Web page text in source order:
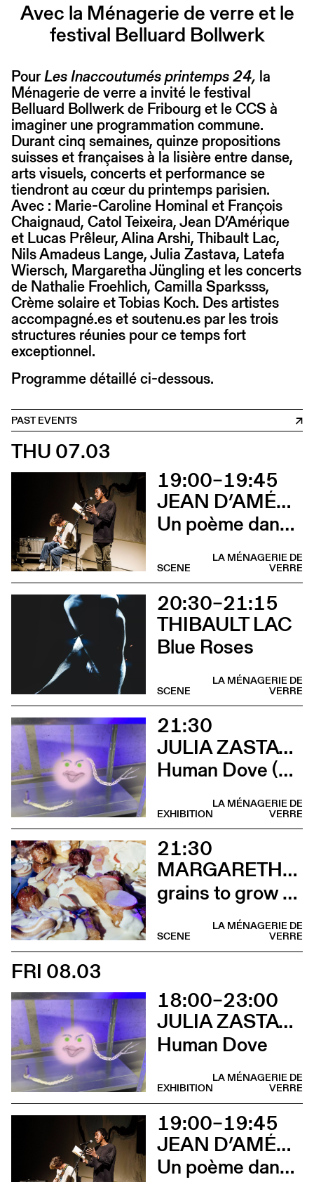
Avec la Ménagerie de verre et le
festival Belluard Bollwerk
PourLes Inaccoutumés printemps 24, la
Ménagerie de verre a invité le festival
Belluard Bollwerk de Fribourg et le CCS à
imaginer une programmation commune.
Durant cinq semaines, quinze propositions
suisses et françaises à la lisière entre danse,
arts visuels, concerts et performance se
tiendront au cœur du printemps parisien.
Avec : Marie-Caroline Hominal et François
Chaignaud, Catol Teixeira, Jean D’Amérique
et Lucas Prêleur, Alina Arshi, Thibault Lac,
Nils Amadeus Lange, Julia Zastava, Latefa
Wiersch, Margaretha Jüngling et les concerts
de Nathalie Froehlich, Camilla Sparksss,
Crème solaire et Tobias Koch. Des artistes
accompagné.es et soutenu.es par les trois
structures réunies pour ce temps fort
exceptionnel.
Programme détaillé ci-dessous.
PAST EVENTS
THU 07.03
19:00–19:45
JEAN D’AMÉRIQUE & LUCAS PRÊLEUR
Un poème dans la flaque rouge
LA MÉNAGERIE DE
VERRE
SCENE
20:30–21:15
THIBAULT LAC
Blue Roses
LA MÉNAGERIE DE
VERRE
SCENE
21:30
JULIA ZASTAVA
Human Dove (Vernissage)
LA MÉNAGERIE DE
VERRE
EXHIBITION
21:30
MARGARETHA JÜNGLING
grains to grow or inways of sharing (Installation comestible)
LA MÉNAGERIE DE
VERRE
SCENE
FRI 08.03
18:00–23:00
JULIA ZASTAVA
Human Dove
LA MÉNAGERIE DE
VERRE
EXHIBITION
19:00–19:45
JEAN D’AMÉRIQUE & LUCAS PRÊLEUR
Un poème dans la flaque rouge